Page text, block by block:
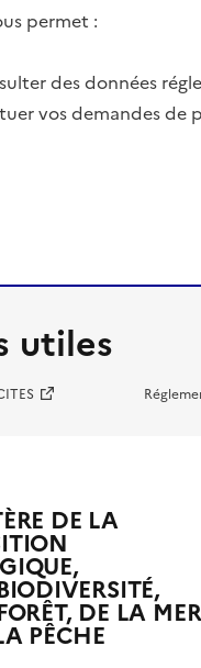
permet :
des données
vos demandes de
utiles
DE LA
DE LA MER
PÊCHE